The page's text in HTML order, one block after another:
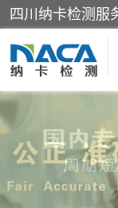
噪音检测
防护网检测